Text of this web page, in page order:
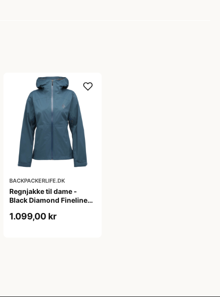
BACKPACKERLIFE.DK
Regnjakke til dame -
Black Diamond Fineline
1.099,00 kr